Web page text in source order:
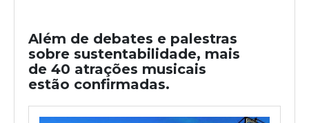
Além de debates e palestras
sobre sustentabilidade, mais
de 40 atrações musicais
estão confirmadas.